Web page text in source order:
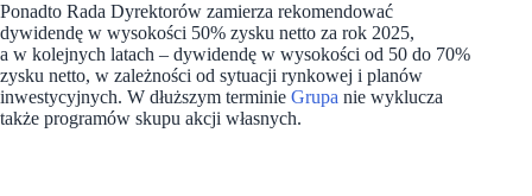
Ponadto Rada Dyrektorów zamierza rekomendować
dywidendę w wysokości 50% zysku netto za rok 2025,
a w kolejnych latach – dywidendę w wysokości od 50 do 70%
zysku netto, w zależności od sytuacji rynkowej i planów
inwestycyjnych. W dłuższym terminie Grupa nie wyklucza
także programów skupu akcji własnych.